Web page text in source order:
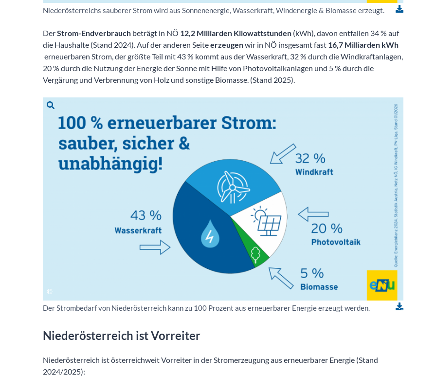
Niederösterreichs sauberer Strom wird aus Sonnenenergie, Wasserkraft, Windenergie & Biomasse erzeugt.
DerStrom-Endverbrauch beträgt in NÖ 12,2 Milliarden Kilowattstunden (kWh), davon entfallen 34 % auf
die Haushalte (Stand 2024). Auf der anderen Seiteerzeugenwir in NÖ insgesamt fast 16,7 Milliarden kWh
erneuerbaren Strom, der größte Teil mit 43 % kommt aus der Wasserkraft, 32 % durch die Windkraftanlagen,
20 % durch die Nutzung der Energie der Sonne mit Hilfe von Photovoltaikanlagen und 5 % durch die
Vergärung und Verbrennung von Holz und sonstige Biomasse. (Stand 2025).
Der Strombedarf von Niederösterreich kann zu 100 Prozent aus erneuerbarer Energie erzeugt werden.
Niederösterreich ist Vorreiter
Niederösterreich ist österreichweit Vorreiter in der Stromerzeugung aus erneuerbarer Energie (Stand
2024/2025):